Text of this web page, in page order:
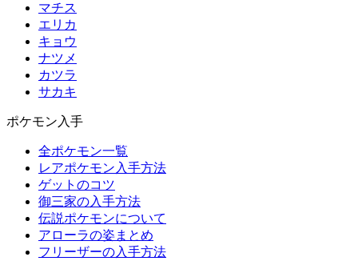
マチス
エリカ
キョウ
ナツメ
カツラ
サカキ
ポケモン入手
全ポケモン一覧
レアポケモン入手方法
ゲットのコツ
御三家の入手方法
伝説ポケモンについて
アローラの姿まとめ
フリーザーの入手方法